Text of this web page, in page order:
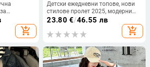
за деца от
и
add_shopping_cart
Детски ежедневни топове, нови
стилове пролет 2025, модерни
връхни дрехи за средни и големи
деца, модерни и стилни палта за
момичета
23.80 €/46.55 лв
add_shopping_cart